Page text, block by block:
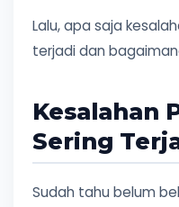
Lalu, apa saja
terjadi dan
Kesalahan
Sering
Sudah tahu belum